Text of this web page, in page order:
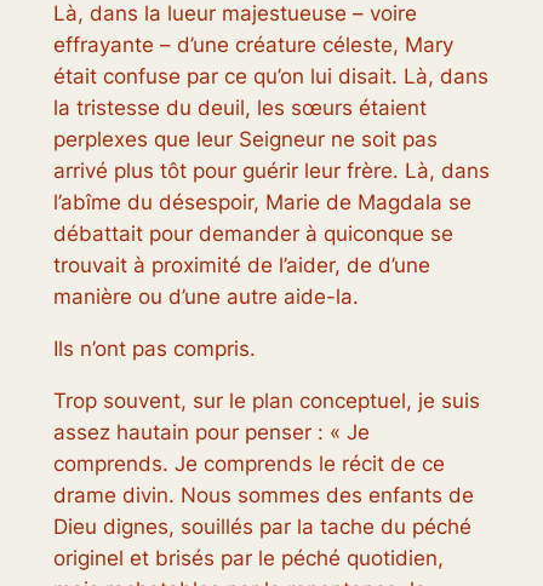
Là, dans la lueur majestueuse – voire
effrayante – d’une créature céleste, Mary
était confuse par ce qu’on lui disait. Là, dans
la tristesse du deuil, les sœurs étaient
perplexes que leur Seigneur ne soit pas
arrivé plus tôt pour guérir leur frère. Là, dans
l’abîme du désespoir, Marie de Magdala se
débattait pour demander à quiconque se
trouvait à proximité de l’aider, de d’une
manière ou d’une autre aide-la.
Ils n’ont pas compris.
Trop souvent, sur le plan conceptuel, je suis
assez hautain pour penser : « Je
comprends. Je comprends le récit de ce
drame divin. Nous sommes des enfants de
Dieu dignes, souillés par la tache du péché
originel et brisés par le péché quotidien,